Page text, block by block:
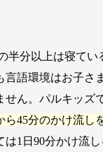
半分以上は寝て
語環境はお子さ
ん。パルキッズ
45分のかけ流し
1日90分かけ流し